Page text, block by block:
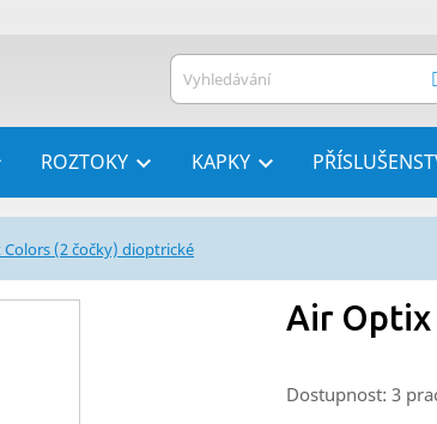

ROZTOKY 
KAPKY
Colors (2 čočky) dioptrické
Air Optix
Dostupnost: 3